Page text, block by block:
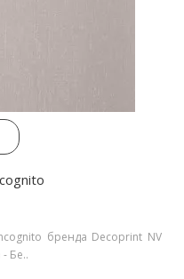
бренда Decoprint NV
Бе..